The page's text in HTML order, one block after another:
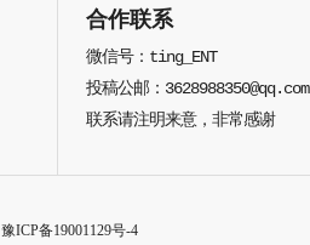
合作联系
微信号：ting_ENT
投稿公邮：3628988350@qq.com
联系请注明来意，非常感谢
豫ICP备19001129号-4